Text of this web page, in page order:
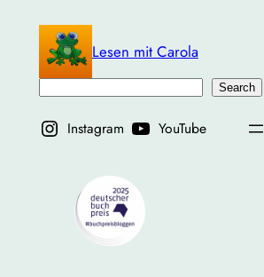
springen
Lesen mit Carola
Search
Instagram YouTube